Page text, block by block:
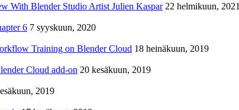
With Blender Studio Artist Julien Kaspar 22 helmikuun, 2021
6 7 syyskuun, 2020
Training on Blender Cloud 18 heinäkuun, 2019
Cloud add-on 20 kesäkuun, 2019
2019